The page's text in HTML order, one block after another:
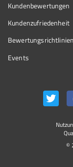
Kundenbewertungen
Kundenzufriedenheit
Bewertungs­richtlinien
Events
©